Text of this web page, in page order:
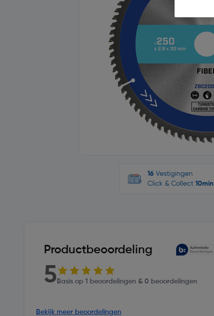
16 Vestigingen
Click & Collect 10min
Productbeoordeling
5 Basis op 1 beoordelingen & 0 beoordelingen
Bekijk meer beoordelingen